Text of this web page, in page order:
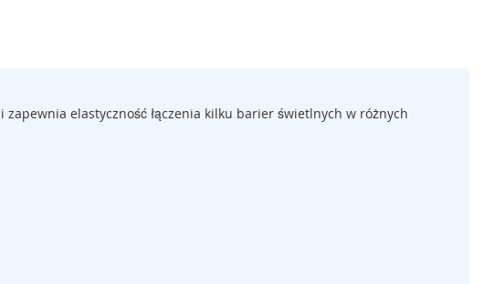
elastyczność łączenia kilku barier świetlnych w różnych